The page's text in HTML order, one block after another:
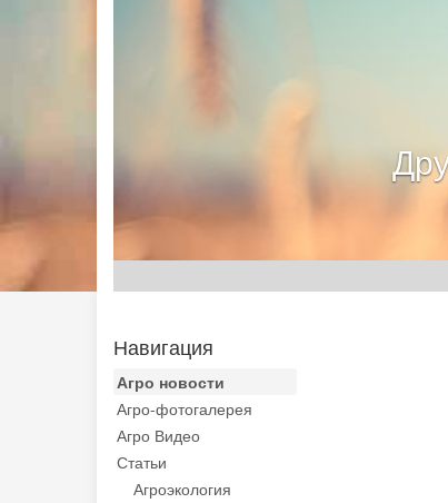
Навигация
Агро новости
Агро-фотогалерея
Агро Видео
Статьи
Агроэкология